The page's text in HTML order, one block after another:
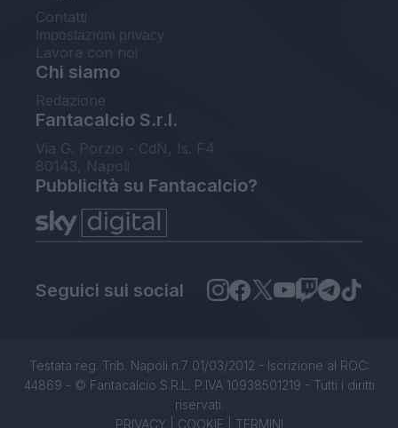
Contatti
Impostazioni privacy
Lavora con noi
Chi siamo
Redazione
Fantacalcio S.r.l.
Via G. Porzio - CdN, Is. F4
80143, Napoli
Pubblicità su Fantacalcio?
Seguici sui social
Testata reg. Trib. Napoli n.7 01/03/2012 - Iscrizione al ROC:
44869 - © Fantacalcio S.R.L. P.IVA 10938501219 - Tutti i diritti
riservati.
PRIVACY| COOKIE TERMINI